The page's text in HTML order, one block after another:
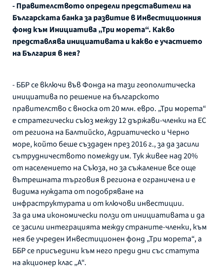
- Правителството определи представители на
Българската банка за развитие в Инвестиционния
фонд към Инициатива „Три морета“. Какво
представлява инициативата и какво е участието
на България в нея?
- ББР се включи във Фонда на тази геополитическа
инициатива по решение на българското
правителство с вноска от 20 млн. евро. „Три морета“
е стратегически съюз между 12 държави-членки на ЕС
от региона на Балтийско, Адриатическо и Черно
море, който беше създаден през 2016 г., за да засили
сътрудничеството помежду им. Тук живее над 20%
от населението на Съюза, но за съжаление все още
вътрешната търговия в региона е ограничена и е
видима нуждата от подобряване на
инфраструктурата и от ключови инвестиции.
За да има икономически ползи от инициативата и да
се засили интеграцията между страните-членки, към
нея бе учреден Инвестиционен фонд „Три морета“, а
ББР се присъедини към него преди дни със статута
на акционер клас „А“.